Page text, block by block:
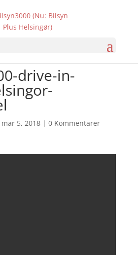
drive-in-
mar 5, 2018| 0 Kommentarer